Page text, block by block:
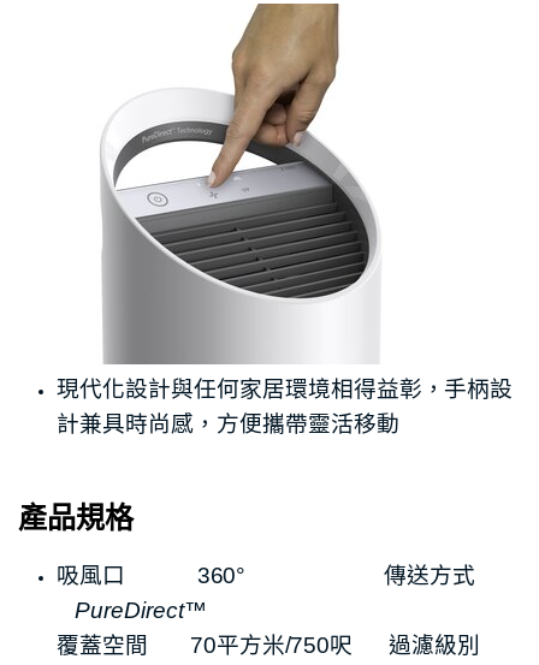
現代化設計與任何家居環境相得益彰，手柄設
計兼具時尚感，方便攜帶靈活移動
產品規格
吸風口 360° 傳送方式
PureDirect™
覆蓋空間 70平方米/750呎 過濾級別